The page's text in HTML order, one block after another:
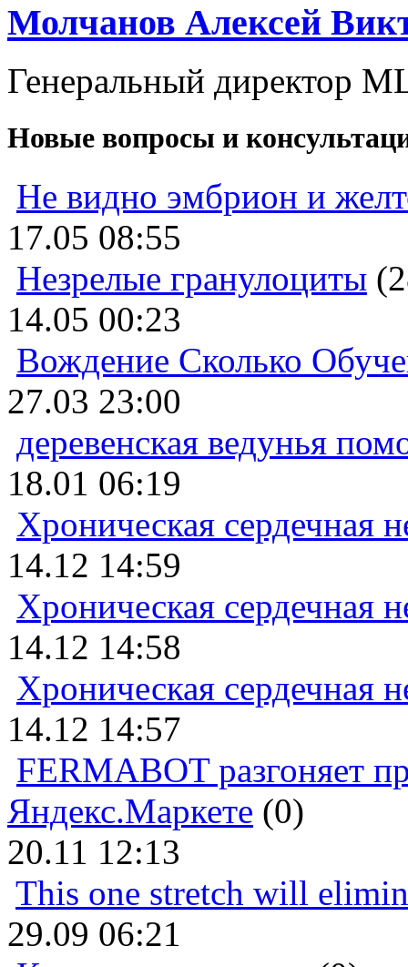
Молчанов Алексей
Генеральный директор
Новые вопросы и
Не видно эмбрион и
17.05 08:55
Незрелые гранулоциты
14.05 00:23
Вождение Сколько
27.03 23:00
деревенская ведунья
18.01 06:19
Хроническая сердечная
14.12 14:59
Хроническая сердечная
14.12 14:58
Хроническая сердечная
14.12 14:57
FERMABOT разгоняет
Яндекс.Маркете (0)
20.11 12:13
This one stretch will
29.09 06:21